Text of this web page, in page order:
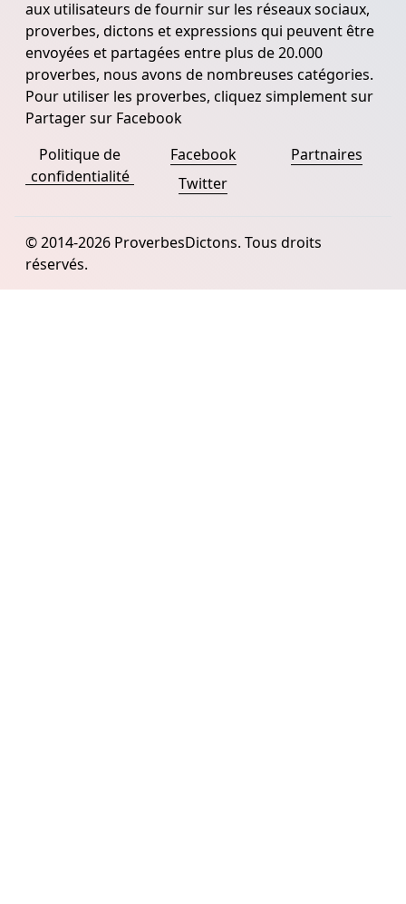
aux utilisateurs de fournir sur les réseaux sociaux,
proverbes, dictons et expressions qui peuvent être
envoyées et partagées entre plus de 20.000
proverbes, nous avons de nombreuses catégories.
Pour utiliser les proverbes, cliquez simplement sur
Partager sur Facebook
Politique de
confidentialité
Facebook
Twitter
Partnaires
© 2014-2026 ProverbesDictons. Tous droits
réservés.